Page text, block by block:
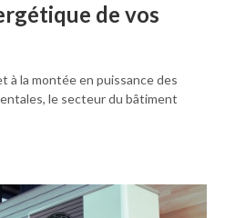
de vos
à la montée en puissance des
le secteur du bâtiment